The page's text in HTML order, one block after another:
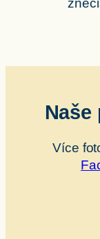
Naše
Více